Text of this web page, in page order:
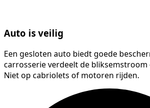
Auto is veilig
Een gesloten auto biedt goede
carrosserie verdeelt de bliksemstroom
Niet op cabriolets of motoren rijden.